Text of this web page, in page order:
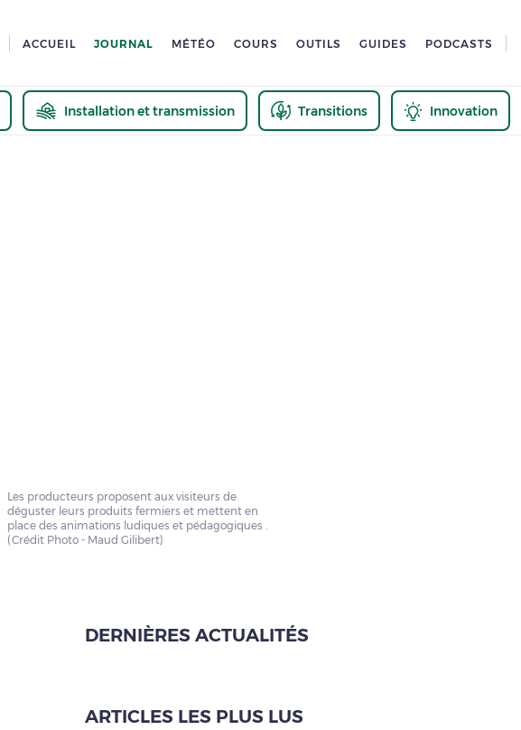
ACCUEIL JOURNAL MÉTÉO COURS OUTILS GUIDES PODCASTS
Installation et transmission Transitions Innovation
Les producteurs proposent aux visiteurs de
déguster leurs produits fermiers et mettent en
place des animations ludiques et pédagogiques .
(Crédit Photo - Maud Gilibert)
DERNIÈRES ACTUALITÉS
ARTICLES LES PLUS LUS